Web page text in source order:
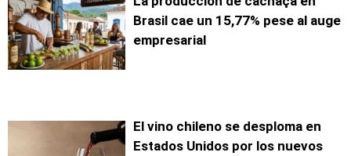
Brasil cae un 15,77% pese al auge
empresarial
El vino chileno se desploma en
Estados Unidos por los nuevos